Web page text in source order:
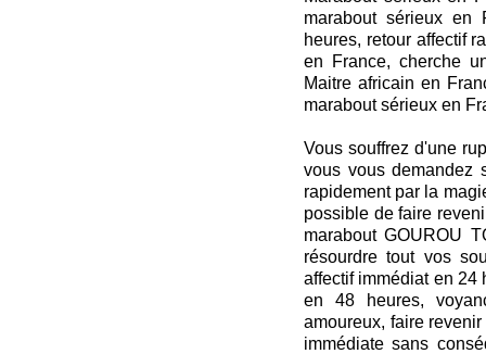
marabout sérieux en
heures, retour affectif
en France, cherche
Maitre africain en
marabout sérieux en
Vous souffrez d'une
vous vous demandez
rapidement par la
possible de faire
marabout GOUROU
résourdre tout vos
affectif immédiat en 24
en 48 heures,
amoureux, faire
immédiate sans